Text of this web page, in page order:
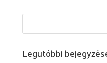
Legutóbbi